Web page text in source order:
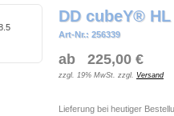
DD cubeY®
Art-Nr.: 256339
ab 225,00 €
zzgl. 19% MwSt. zzgl. Versand
Lieferung bei heutiger